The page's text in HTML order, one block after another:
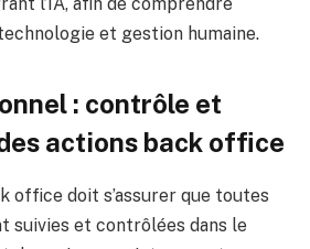
et gestion humaine.
: contrôle et
actions back office
office doit s’assurer que toutes
suivies et contrôlées dans le